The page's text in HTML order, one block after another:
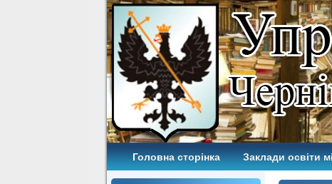
Головна сторінка Заклади освіти